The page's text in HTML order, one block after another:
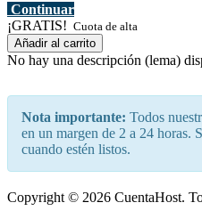
Continuar
¡GRATIS! Cuota de alta
Añadir al carrito
No hay una descripción (lema)
Nota importante: Todos
en un margen de 2 a 24 horas.
cuando estén listos.
Copyright © 2026 CuentaHost.